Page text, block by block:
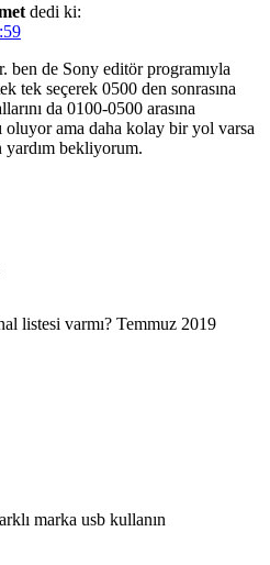
dedi ki:
ben de Sony editör programıyla
tek seçerek 0500 den sonrasına
da 0100-0500 arasına
oluyor ama daha kolay bir yol varsa
yardım bekliyorum.
listesi varmı? Temmuz 2019
marka usb kullanın